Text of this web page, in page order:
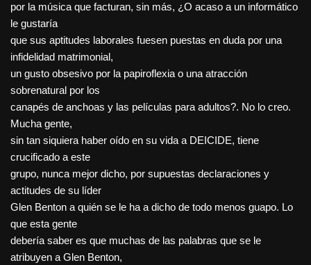
por la música que facturan, sin más, ¿O acaso a un informático
le gustaría
que sus aptitudes laborales fuesen puestas en duda por una
infidelidad matrimonial,
un gusto obsesivo por la papiroflexia o una atracción
sobrenatural por los
canapés de anchoas y las películas para adultos?. No lo creo.
Mucha gente,
sin tan siquiera haber oído en su vida a DEICIDE, tiene
crucificado a este
grupo, nunca mejor dicho, por supuestas declaraciones y
actitudes de su líder
Glen Benton a quién se le ha a dicho de todo menos guapo. Lo
que esta gente
debería saber es que muchas de las palabras que se le
atribuyen a Glen Benton,